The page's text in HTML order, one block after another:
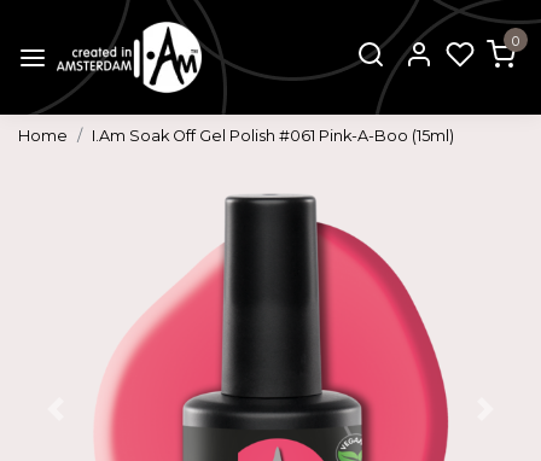
0
Home I.Am Soak Off Gel Polish #061 Pink-A-Boo (15ml)